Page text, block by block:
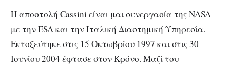
Η αποστολή Cassini είναι μαι συνεργασία της NASA
με την ESA και την Ιταλική Διαστημική Υπηρεσία.
Εκτοξεύτηκε στις 15 Οκτωβρίου 1997 και στις 30
Ιουνίου 2004 έφτασε στον Κρόνο. Μαζί του